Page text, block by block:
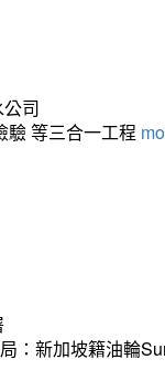
司
驗 等三合一工程
：新加坡籍油輪